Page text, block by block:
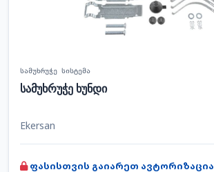
სამუხრუჭე სისტემა
სამუხრუჭე ხუნდი
Ekersan
ფასისთვის გაიარეთ ავტორიზაცია